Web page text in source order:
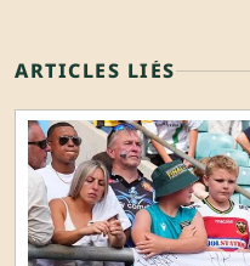
ARTICLES LIÉS